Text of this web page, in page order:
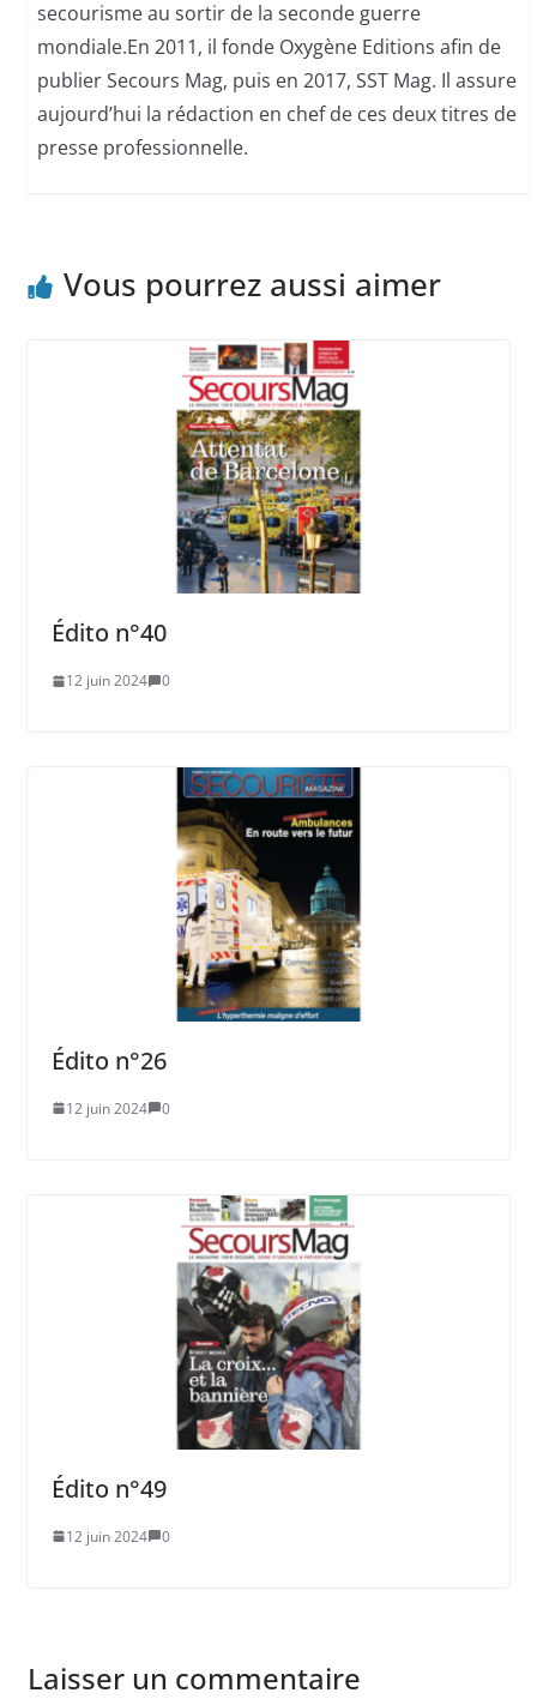
secourisme au sortir de la seconde guerre
mondiale.En 2011, il fonde Oxygène Editions afin de
publier Secours Mag, puis en 2017, SST Mag. Il assure
aujourd’hui la rédaction en chef de ces deux titres de
presse professionnelle.
Vous pourrez aussi aimer
Édito n°40
12 juin 2024 0
Édito n°26
12 juin 2024 0
Édito n°49
12 juin 2024 0
Laisser un commentaire